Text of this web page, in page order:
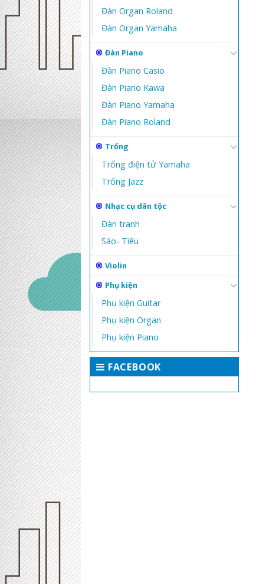
Đàn Organ Roland
Đàn Organ Yamaha
Đàn Piano
Đàn Piano Casio
Đàn Piano Kawa
Đàn Piano Yamaha
Đàn Piano Roland
Trống
Trống điện tử Yamaha
Trống Jazz
Nhạc cụ dân tộc
Đàn tranh
Sáo- Tiêu
Violin
Phụ kiện
Phụ kiện Guitar
Phụ kiện Organ
Phụ kiện Piano
FACEBOOK